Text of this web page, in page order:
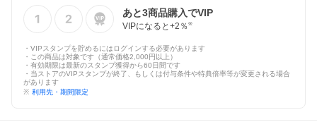
あと3商品購入でVIP
VIPになると+2 ％ ※
・VIPスタンプを貯めるにはログインする必要があります
・この商品は対象です（通常価格2,000円以上）
・有効期限は最新のスタンプ獲得から60日間です
・当ストアのVIPスタンプが終了、もしくは付与条件や特典倍率等が変更される場合
があります
※ 利用先・期間限定